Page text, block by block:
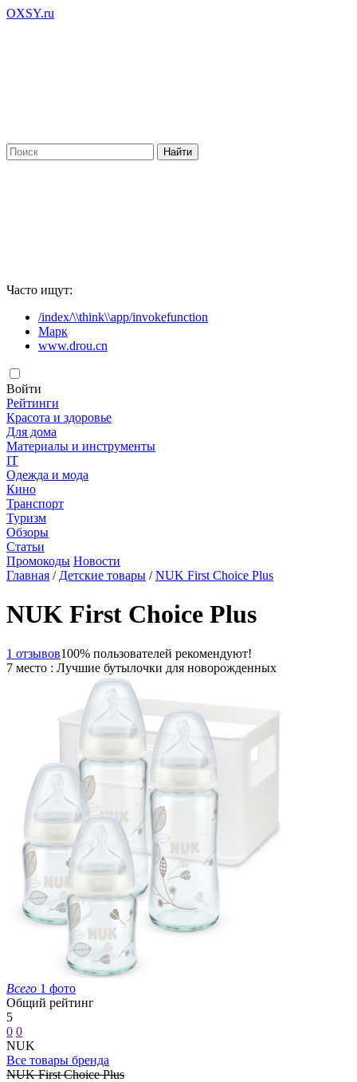
OXSY.ru
Часто ищут:
/index/\\think\\app/invokefunction
Марк
www.drou.cn
Войти
Рейтинги
Красота и здоровье
Для дома
Материалы и инструменты
IT
Одежда и мода
Кино
Транспорт
Туризм
Обзоры
Статьи
Промокоды Новости
Главная / Детские товары /NUK First Choice Plus
NUK First Choice Plus
1 отзывов100% пользователей рекомендуют!
7 место : Лучшие бутылочки для новорожденных
Всего 1 фото
Общий рейтинг
5
0 0
NUK
Все товары бренда
NUK First Choice Plus